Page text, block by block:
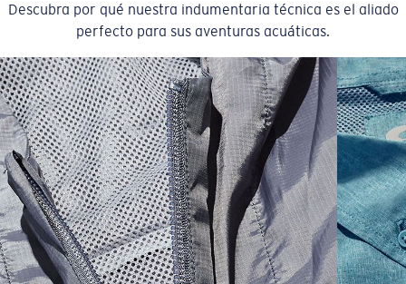
SIZES 1. CHEST 2. BODY LENGTH 3. SLEEVE LENGTH
S 19" 27” 7 ¾”
M 21" 28" 8 ¼”
L 23” 29” 8 ¾”
Descubra por qué nuestra indumentaria técnica es el aliado
perfecto para sus aventuras acuáticas.